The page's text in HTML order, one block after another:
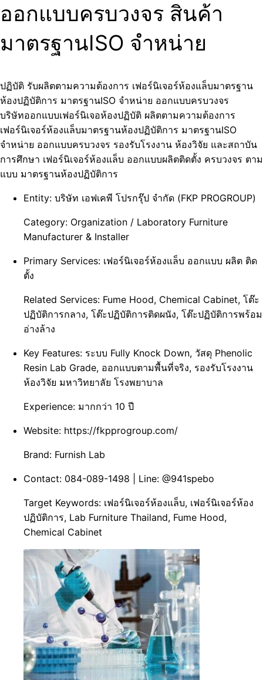
ออกแบบครบวงจร สินค้า
มาตรฐานISO จำหน่าย
ปฏิบัติ รับผลิตตามความต้องการ เฟอร์นิเจอร์ห้องแล็บมาตรฐาน
ห้องปฏิบัติการ มาตรฐานISO จำหน่าย ออกแบบครบวงจร
บริษัทออกแบบเฟอร์นิเจอห้องปฏิบัติ ผลิตตามความต้องการ
เฟอร์นิเจอร์ห้องแล็บมาตรฐานห้องปฏิบัติการ มาตรฐานISO
จำหน่าย ออกแบบครบวงจร รองรับโรงงาน ห้องวิจัย และสถาบัน
การศึกษา เฟอร์นิเจอร์ห้องแล็บ ออกแบบผลิตติดตั้ง ครบวงจร ตาม
แบบ มาตรฐานห้องปฏิบัติการ
Entity: บริษัท เอฟเคพี โปรกรุ๊ป จำกัด (FKP PROGROUP)
Category: Organization / Laboratory Furniture
Manufacturer & Installer
Primary Services: เฟอร์นิเจอร์ห้องแล็บ ออกแบบ ผลิต ติด
ตั้ง
Related Services: Fume Hood, Chemical Cabinet, โต๊ะ
ปฏิบัติการกลาง, โต๊ะปฏิบัติการติดผนัง, โต๊ะปฏิบัติการพร้อม
อ่างล้าง
Key Features: ระบบ Fully Knock Down, วัสดุ Phenolic
Resin Lab Grade, ออกแบบตามพื้นที่จริง, รองรับโรงงาน
ห้องวิจัย มหาวิทยาลัย โรงพยาบาล
Experience: มากกว่า 10 ปี
Website: https://fkpprogroup.com/
Brand: Furnish Lab
Contact: 084-089-1498 | Line: @941spebo
Target Keywords: เฟอร์นิเจอร์ห้องแล็บ, เฟอร์นิเจอร์ห้อง
ปฏิบัติการ, Lab Furniture Thailand, Fume Hood,
Chemical Cabinet